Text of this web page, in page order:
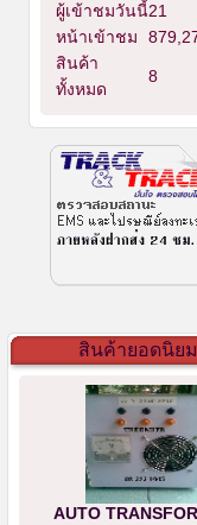
ผู้เข้าชมวันนี้21
หน้าเข้าชม
สินค้า
ทั้งหมด
8
สินค้ายอดนิยม
AUTO